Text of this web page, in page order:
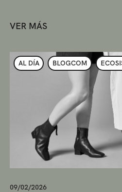
VER MÁS
AL DÍA BLOGCOM
09/02/2026